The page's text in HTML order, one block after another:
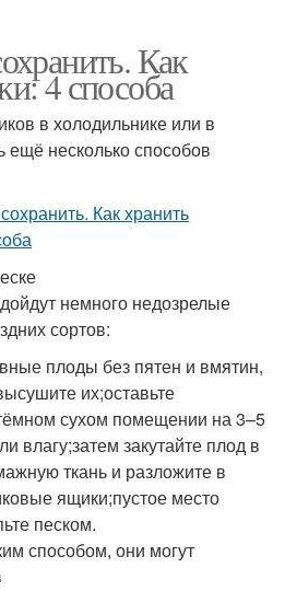
Как
4 способа
в холодильнике или в
ещё несколько способов
немного недозрелые
сортов:
плоды без пятен и вмятин,
их;оставьте
сухом помещении на 3–5
влагу;затем закутайте плод в
ткань и разложите в
ящики;пустое место
песком.
способом, они могут